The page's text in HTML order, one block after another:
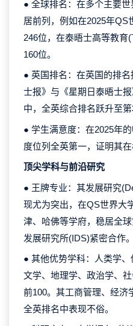
● 全球排名：在多个主要
居前列，例如在2025年QS
246位，在泰晤士高等教育
160位。
● 英国排名：在英国的排
士报》与《星期日泰晤士
中，全英综合排名跃升至第
● 学生满意度：在2025年
度位列全英第一，证明其
顶尖学科与前沿研究
● 王牌专业：其发展研究
现尤为突出，在QS世界大
津、哈佛等学府，稳居全
发展研究所(IDS)紧密合作。
● 其他优势学科：人类学
文学、地理学、政治学、
前100。其工商管理、经济
全英排名中表现不俗。